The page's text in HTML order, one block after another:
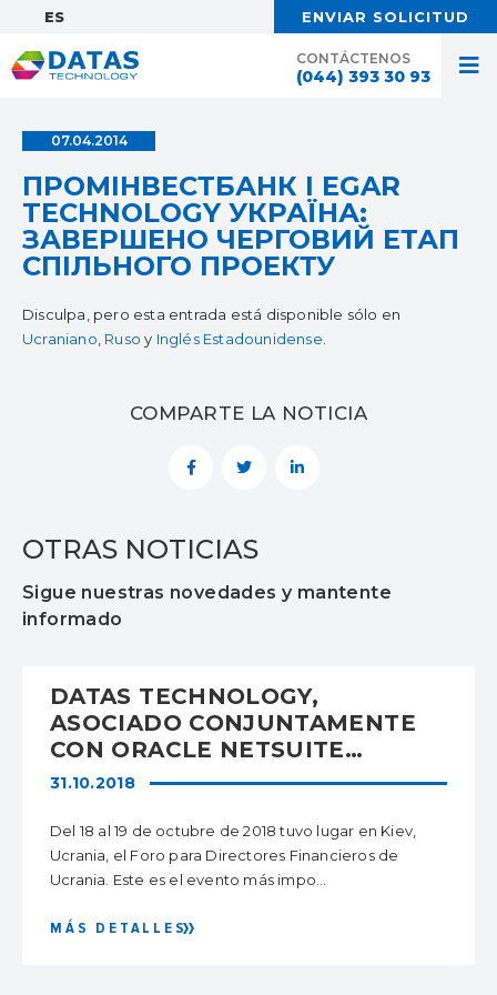
CONTÁCTENOS
(044) 393 30 93
ES: ENVIAR SOLICITUD
07.04.2014
ПРОМІНВЕСТБАНК І EGAR
TECHNOLOGY УКРАЇНА:
ЗАВЕРШЕНО ЧЕРГОВИЙ ЕТАП
СПІЛЬНОГО ПРОЕКТУ
Disculpa, pero esta entrada está disponible sólo en
Ucraniano Ruso y Inglés Estadounidense
COMPARTE LA NOTICIA
OTRAS NOTICIAS
Sigue nuestras novedades y mantente
informado
31.10.2018
DATAS TECHNOLOGY,
ASOCIADO CONJUNTAMENTE
CON ORACLE NETSUITE
DIVISION PRESENTANDO LA
NUBES EN EL FORO DE 2018
PARA DIRECTORES
FINANCIEROS DE UCRANIA
Del 18 al 19 de octubre de 2018 tuvo lugar en Kiev,
Ucrania, el Foro para Directores Financieros de
Ucrania. Este es el evento más impo...
MÁS DETALLES